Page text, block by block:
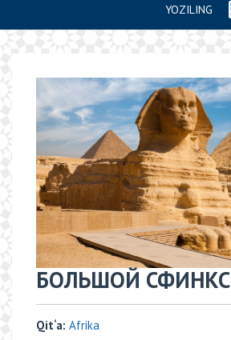
YOZILING
БОЛЬШОЙ СФИНКС
Qit‘a: Аfrika